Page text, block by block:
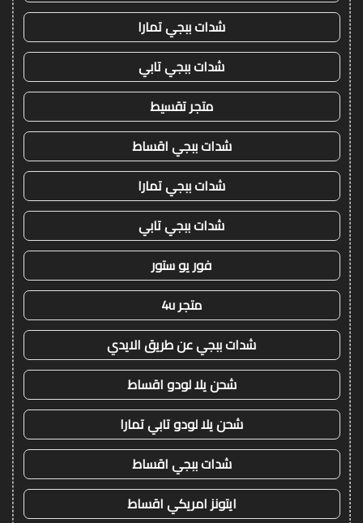
شدات ببجي تمارا
شدات ببجي تابي
متجر تقسيط
شدات ببجي اقساط
شدات ببجي تمارا
شدات ببجي تابي
فور يو ستور
متجر 4u
شدات ببجي عن طريق الايدي
شحن يلا لودو اقساط
شحن يلا لودو تابي تمارا
شدات ببجي اقساط
ايتونز امريكي اقساط